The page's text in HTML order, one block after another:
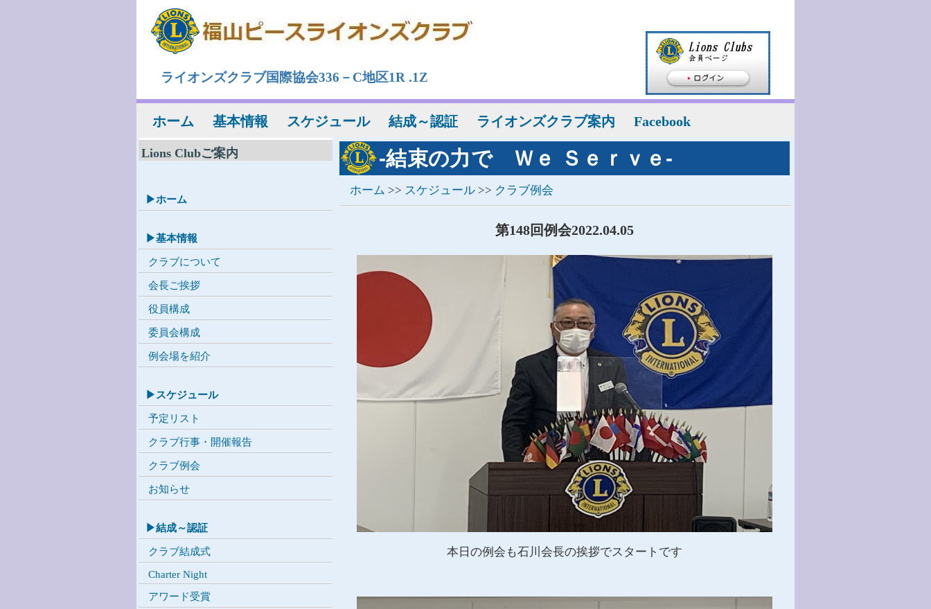
ライオンズクラブ国際協会336－C地区1R .1Z
ホーム 基本情報 スケジュール 結成～認証 ライオンズクラブ案内 Facebook
Lions Clubご案内
▶ホーム
▶基本情報
クラブについて
会長ご挨拶
役員構成
委員会構成
例会場を紹介
▶スケジュール
予定リスト
クラブ行事・開催報告
クラブ例会
お知らせ
▶結成～認証
クラブ結成式
Charter Night
アワード受賞
-結束の力で Ｗｅ Ｓｅｒｖｅ-
ホーム >> スケジュール >> クラブ例会
第148回例会2022.04.05
本日の例会も石川会長の挨拶でスタートです